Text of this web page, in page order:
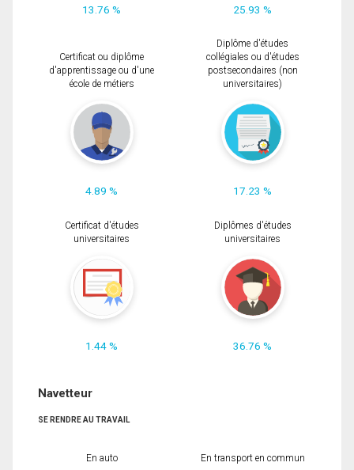
13.76 % 25.93 %
Certificat ou diplôme
d'apprentissage ou d'une
école de métiers
4.89 %
Diplôme d'études
collégiales ou d'études
postsecondaires (non
universitaires)
17.23 %
Certificat d'études
universitaires
1.44 %
Diplômes d'études
universitaires
36.76 %
Navetteur
SE RENDRE AU TRAVAIL
En auto En transport en commun